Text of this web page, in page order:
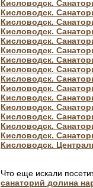
Кисловодск.
Кисловодск.
Кисловодск.
Кисловодск.
Кисловодск.
Кисловодск.
Кисловодск.
Кисловодск.
Кисловодск.
Кисловодск.
Кисловодск.
Кисловодск.
Кисловодск.
Кисловодск.
Кисловодск.
Кисловодск.
Что еще искали
санаторий долина